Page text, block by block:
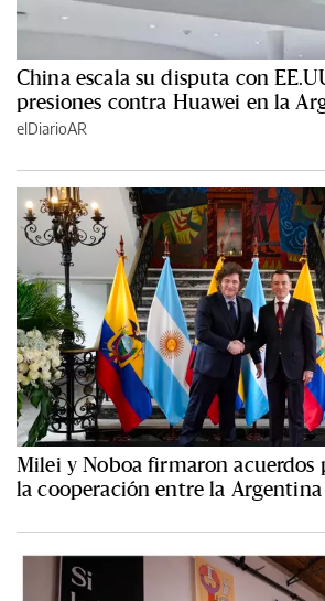
China escala su disputa con
presiones contra Huawei en la
elDiarioAR
Milei y Noboa firmaron acuerdos
la cooperación entre la